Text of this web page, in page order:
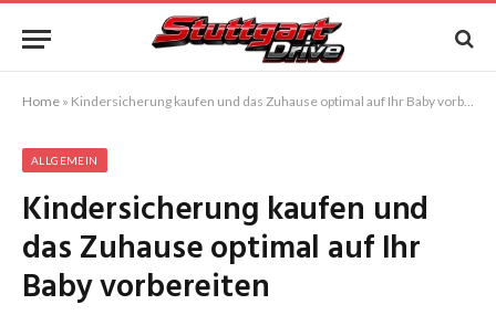
Home » Kindersicherung kaufen und das Zuhause optimal auf Ihr Baby vorbereiten
ALLGEMEIN
Kindersicherung kaufen und
das Zuhause optimal auf Ihr
Baby vorbereiten